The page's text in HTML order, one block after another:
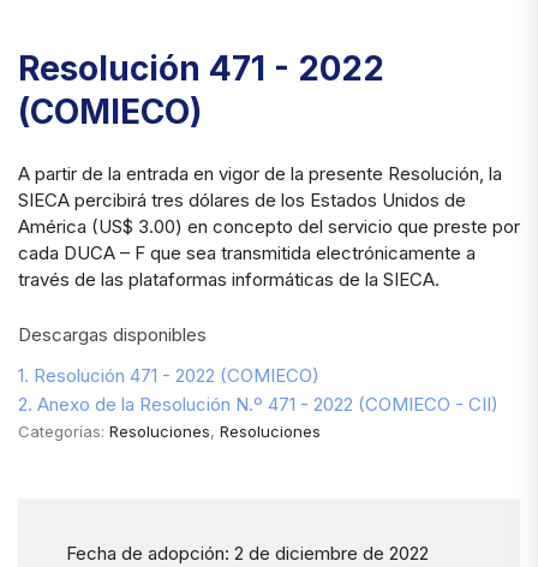
Resolución 471 - 2022
(COMIECO)
A partir de la entrada en vigor de la presente Resolución, la
SIECA percibirá tres dólares de los Estados Unidos de
América (US$ 3.00) en concepto del servicio que preste por
cada DUCA – F que sea transmitida electrónicamente a
través de las plataformas informáticas de la SIECA.
Descargas disponibles
1. Resolución 471 - 2022 (COMIECO)
2. Anexo de la Resolución N.º 471 - 2022 (COMIECO - CII)
Categorías: Resoluciones, Resoluciones
Fecha de adopción: 2 de diciembre de 2022